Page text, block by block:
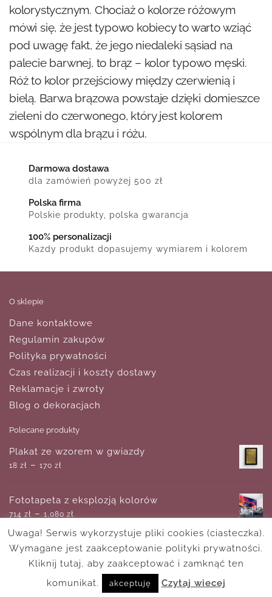
kolorystycznym. Chociaż o kolorze różowym
mówi się, że jest typowo kobiecy to warto wziąć
pod uwagę fakt, że jego niedaleki sąsiad na
palecie barwnej, to brąz – kolor typowo męski.
Róż to kolor przejściowy między czerwienią i
bielą. Barwa brązowa powstaje dzięki domieszce
zieleni do czerwonego, który jest kolorem
wspólnym dla brązu i różu.
Darmowa dostawa
dla zamówień powyżej 500 zł
Polska firma
Polskie produkty, polska gwarancja
100% personalizacji
Każdy produkt dopasujemy wymiarem i kolorem
O sklepie
Dane kontaktowe
Regulamin zakupów
Polityka prywatności
Czas realizacji i koszty dostawy
Reklamacje i zwroty
Blog o dekoracjach
Polecane produkty
Plakat ze wzorem w gwiazdy
18 zł – 170 zł
Fototapeta z eksplozją kolorów
714 zł – 1,080 zł
Plakat bicycle trainer
– 170 zł
Uwaga! Serwis wykorzystuje pliki cookies (ciasteczka).
Wymagane jest zaakceptowanie polityki prywatności.
Kliknij tutaj, aby zaakceptować i zamknąć ten
komunikat.
akceptuję Czytaj wiecej